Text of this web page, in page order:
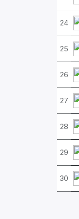
24
25
26
27
28
29
30